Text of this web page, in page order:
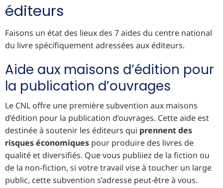
éditeurs
Faisons un état des lieux des 7 aides du centre national
du livre spécifiquement adressées aux éditeurs.
Aide aux maisons d’édition pour
la publication d’ouvrages
Le CNL offre une première subvention aux maisons
d’édition pour la publication d’ouvrages. Cette aide est
destinée à soutenir les éditeurs qui prennent des
risques économiques pour produire des livres de
qualité et diversifiés. Que vous publiiez de la fiction ou
de la non-fiction, si votre travail vise à toucher un large
public, cette subvention s’adresse peut-être à vous.